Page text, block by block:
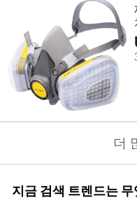
더
지금 검색 트렌드는